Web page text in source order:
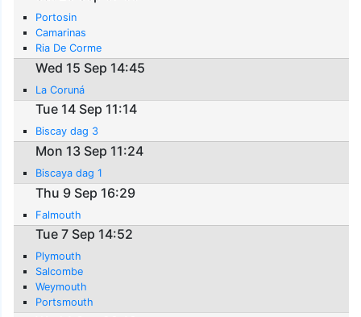
Portosin
Camarinas
Ria De Corme
Wed 15 Sep 14:45
La Coruná
Tue 14 Sep 11:14
Biscay dag 3
Mon 13 Sep 11:24
Biscaya dag 1
Thu 9 Sep 16:29
Falmouth
Tue 7 Sep 14:52
Plymouth
Salcombe
Weymouth
Portsmouth